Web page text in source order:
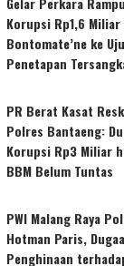
Korupsi Rp1,6 Miliar
Bontomate’ne ke
Penetapan
PR Berat Kasat
Polres Bantaeng:
Korupsi Rp3 Miliar
BBM Belum Tuntas
PWI Malang Raya
Hotman Paris,
Penghinaan